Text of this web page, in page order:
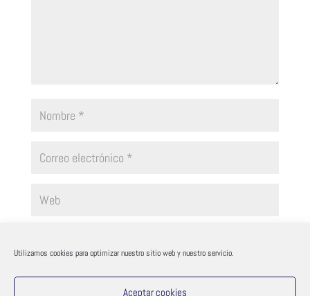
Utilizamos cookies para optimizar nuestro sitio web y nuestro servicio.
Aceptar cookies
para la próxima vez que comente.